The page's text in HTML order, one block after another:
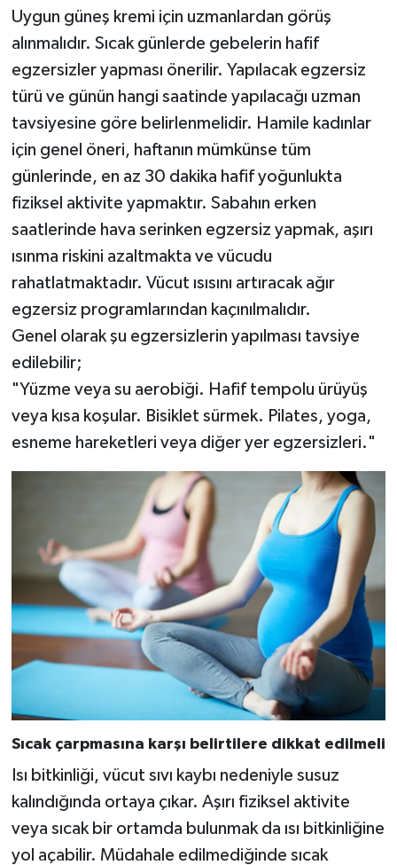
Uygun güneş kremi için uzmanlardan görüş
alınmalıdır. Sıcak günlerde gebelerin hafif
egzersizler yapması önerilir. Yapılacak egzersiz
türü ve günün hangi saatinde yapılacağı uzman
tavsiyesine göre belirlenmelidir. Hamile kadınlar
için genel öneri, haftanın mümkünse tüm
günlerinde, en az 30 dakika hafif yoğunlukta
fiziksel aktivite yapmaktır. Sabahın erken
saatlerinde hava serinken egzersiz yapmak, aşırı
ısınma riskini azaltmakta ve vücudu
rahatlatmaktadır. Vücut ısısını artıracak ağır
egzersiz programlarından kaçınılmalıdır.
Genel olarak şu egzersizlerin yapılması tavsiye
edilebilir;
"Yüzme veya su aerobiği. Hafif tempolu ürüyüş
veya kısa koşular. Bisiklet sürmek. Pilates, yoga,
esneme hareketleri veya diğer yer egzersizleri."
Sıcak çarpmasına karşı belirtilere dikkat edilmeli
Isı bitkinliği, vücut sıvı kaybı nedeniyle susuz
kalındığında ortaya çıkar. Aşırı fiziksel aktivite
veya sıcak bir ortamda bulunmak da ısı bitkinliğine
yol açabilir. Müdahale edilmediğinde sıcak